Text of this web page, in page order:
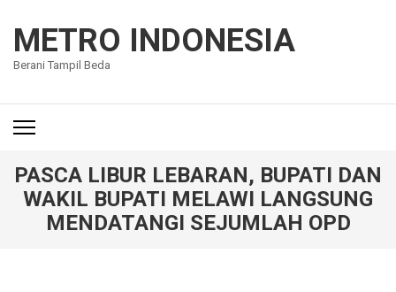
konten
(Tekan
METRO INDONESIA
Berani Tampil Beda
PASCA LIBUR LEBARAN, BUPATI DAN
WAKIL BUPATI MELAWI LANGSUNG
MENDATANGI SEJUMLAH OPD